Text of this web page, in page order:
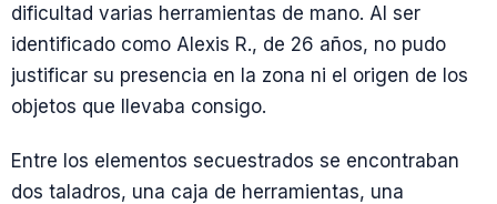
dificultad varias herramientas de mano. Al ser
identificado como Alexis R., de 26 años, no pudo
justificar su presencia en la zona ni el origen de los
objetos que llevaba consigo.
Entre los elementos secuestrados se encontraban
dos taladros, una caja de herramientas, una